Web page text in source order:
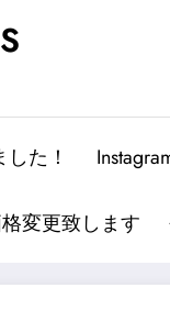
た！
変更致します